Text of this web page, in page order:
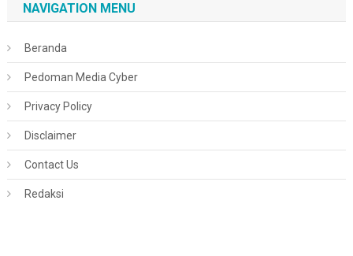
NAVIGATION MENU
Beranda
Pedoman Media Cyber
Privacy Policy
Disclaimer
Contact Us
Redaksi